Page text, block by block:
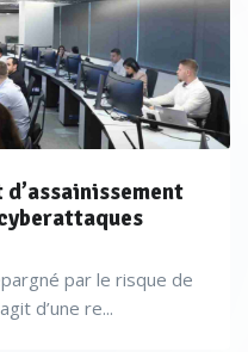
par le risque de
d’une re...